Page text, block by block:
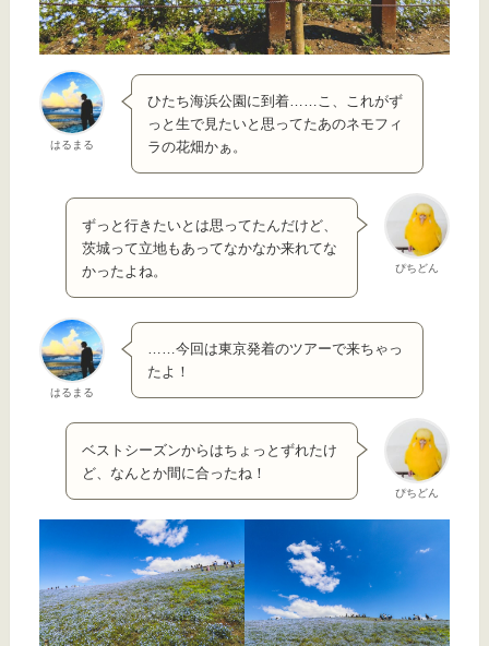
はるまる
ひたち海浜公園に到着……こ、これがず
っと生で見たいと思ってたあのネモフィ
ラの花畑かぁ。
ぴちどん
ずっと行きたいとは思ってたんだけど、
茨城って立地もあってなかなか来れてな
かったよね。
はるまる
……今回は東京発着のツアーで来ちゃっ
たよ！
ぴちどん
ベストシーズンからはちょっとずれたけ
ど、なんとか間に合ったね！